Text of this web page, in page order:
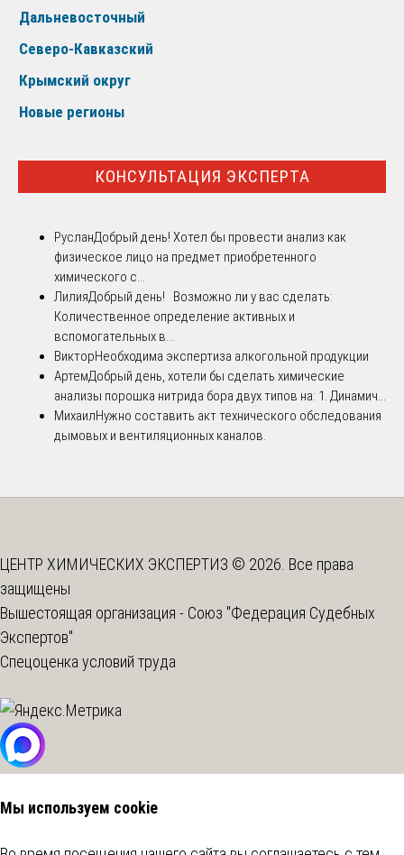
Дальневосточный
Северо-Кавказский
Крымский округ
Новые регионы
КОНСУЛЬТАЦИЯ ЭКСПЕРТА
РусланДобрый день! Хотел бы провести анализ как
физическое лицо на предмет приобретенного
химического с...
ЛилияДобрый день! Возможно ли у вас сделать:
Количественное определение активных и
вспомогательных в...
ВикторНеобходима экспертиза алкогольной продукции
АртемДобрый день, хотели бы сделать химические
анализы порошка нитрида бора двух типов на: 1. Динамич...
МихаилНужно составить акт технического обследования
дымовых и вентиляционных каналов.
ЦЕНТР ХИМИЧЕСКИХ ЭКСПЕРТИЗ © 2026. Все права
защищены
Вышестоящая организация - Союз "Федерация Судебных
Экспертов"
Спецоценка условий труда
Мы используем cookie